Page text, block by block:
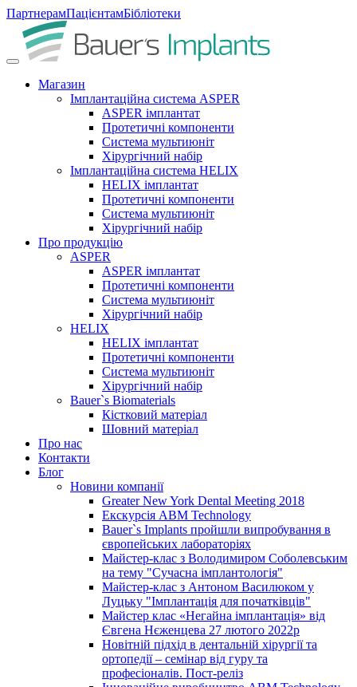
ПартнерамПацієнтамБібліотеки
Магазин
Імплантаційна система ASPER
ASPER імплантат
Протетичні компоненти
Система мультиюніт
Хірургічний набір
Імплантаційна система HELIX
HELIX імплантат
Протетичні компоненти
Система мультиюніт
Хірургічний набір
Про продукцію
ASPER
ASPER імплантат
Протетичні компоненти
Система мультиюніт
Хірургічний набір
HELIX
HELIX імплантат
Протетичні компоненти
Система мультиюніт
Хірургічний набір
Bauer`s Biomaterials
Кістковий матеріал
Шовний матеріал
Про нас
Контакти
Блог
Новини компанії
Greater New York Dental Meeting 2018
Екскурсія ABM Technology
Bauer`s Implants пройшли випробування в
європейських лабораторіях
Майстер-клас з Володимиром Соболевським
на тему "Сучасна імплантологія"
Майстер-клас з Антоном Василюком у
Луцьку "Імплантація для початківців"
Майстер клас «Негайна імплантація» від
Євгена Нєженцева 27 лютого 2022р
Новітній підхід в дентальній хірургії та
ортопедії – семінар від гуру та
професіоналів. Пост-реліз